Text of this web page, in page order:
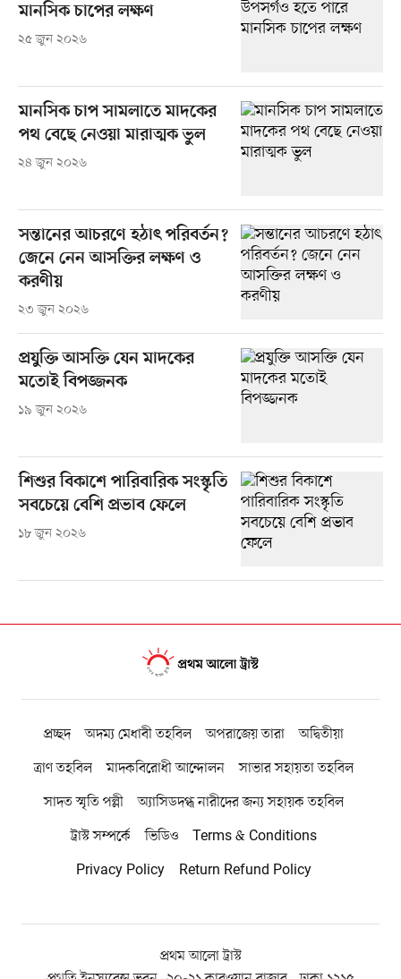
মানসিক চাপের লক্ষণ
২৫ জুন ২০২৬
মানসিক চাপ সামলাতে মাদকের
পথ বেছে নেওয়া মারাত্মক ভুল
২৪ জুন ২০২৬
সন্তানের আচরণে হঠাৎ পরিবর্তন?
জেনে নেন আসক্তির লক্ষণ ও
করণীয়
২৩ জুন ২০২৬
প্রযুক্তি আসক্তি যেন মাদকের
মতোই বিপজ্জনক
১৯ জুন ২০২৬
শিশুর বিকাশে পারিবারিক সংস্কৃতি
সবচেয়ে বেশি প্রভাব ফেলে
১৮ জুন ২০২৬
প্রচ্ছদ অদম্য মেধাবী তহবিল অপরাজেয় তারা
অদ্বিতীয়া
ত্রাণ তহবিল
মাদকবিরোধী আন্দোলন
সাভার সহায়তা তহবিল
সাদত স্মৃতি পল্লী
অ্যাসিডদগ্ধ নারীদের জন্য সহায়ক তহবিল
ট্রাস্ট সম্পর্কে
ভিডিও
Terms & Conditions
Privacy Policy
Return Refund Policy
প্রথম আলো ট্রাস্ট